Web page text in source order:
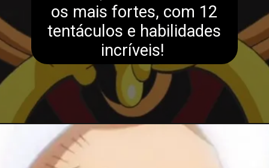
os mais fortes, com 12
tentáculos e habilidades
incríveis!